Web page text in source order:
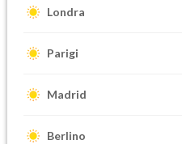
Londra
Parigi
Madrid
Berlino